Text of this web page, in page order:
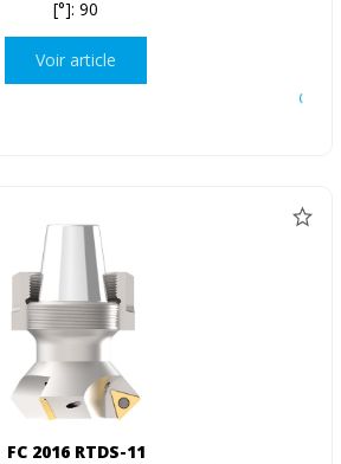
[°]: 90
Voir article
FC 2016 RTDS-11